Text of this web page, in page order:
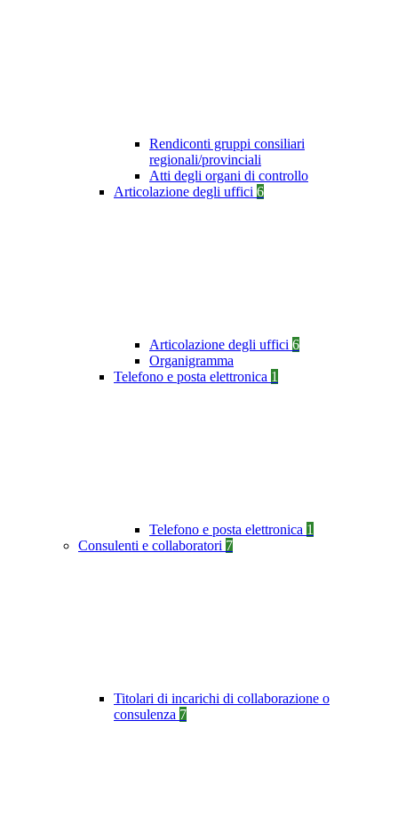
Rendiconti gruppi consiliari
regionali/provinciali
Atti degli organi di controllo
Articolazione degli uffici 6
Articolazione degli uffici 6
Organigramma
Telefono e posta elettronica 1
Telefono e posta elettronica 1
Consulenti e collaboratori 7
Titolari di incarichi di collaborazione o
consulenza 7